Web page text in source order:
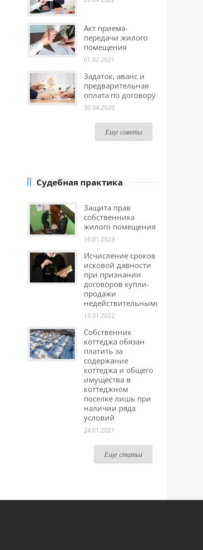
Акт приема-
передачи жилого
помещения
01.02.2021
Задаток, аванс и
предварительная
оплата по договору
30.04.2020
Еще советы
Судебная практика
Защита прав
собственника
жилого помещения
16.01.2023
Исчисление сроков
исковой давности
при признании
договоров купли-
продажи
недействительными
13.01.2022
Собственник
коттеджа обязан
платить за
содержание
коттеджа и общего
имущества в
коттеджном
поселке лишь при
наличии ряда
условий
24.01.2021
Еще статьи